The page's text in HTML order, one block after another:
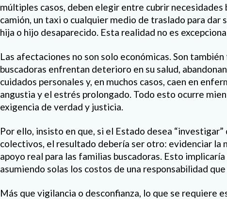
múltiples casos, deben elegir entre cubrir necesidades
camión, un taxi o cualquier medio de traslado para dar
hija o hijo desaparecido. Esta realidad no es
Las afectaciones no son solo económicas. Son
buscadoras enfrentan deterioro en su salud,
cuidados personales y, en muchos casos, caen en
angustia y el estrés prolongado. Todo esto ocurre
exigencia de verdad y justicia.
Por ello, insisto en que, si el Estado desea
colectivos, el resultado debería ser otro: evidenciar la
apoyo real para las familias buscadoras. Esto
asumiendo solas los costos de una responsabilidad
Más que vigilancia o desconfianza, lo que se requiere